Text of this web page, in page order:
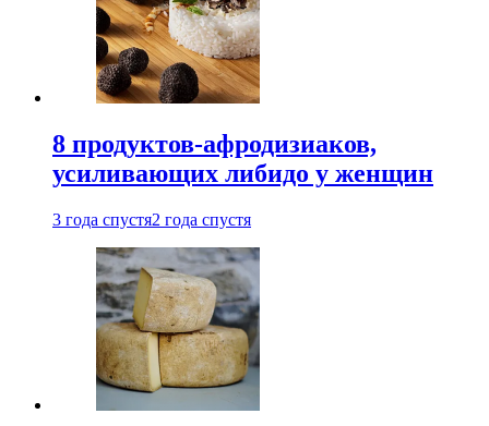
8 продуктов-афродизиаков,
усиливающих либидо у женщин
3 года спустя2 года спустя